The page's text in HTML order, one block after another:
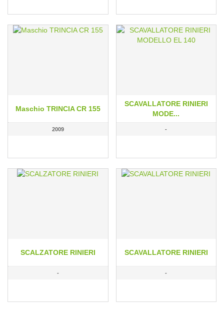
Maschio TRINCIA CR 155
2009
SCAVALLATORE RINIERI
MODE...
-
SCALZATORE RINIERI
-
SCAVALLATORE RINIERI
-